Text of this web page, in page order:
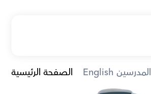
الصفحة الرئيسية English المدرسين